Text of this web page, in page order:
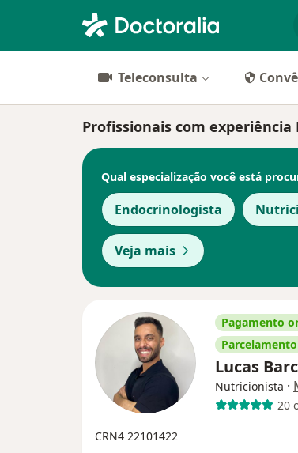
Teleconsulta
Profissionais com
Qual especialização você está
Endocrinologista
Veja mais
Pagamento
Lucas
Nutricionista ·
20
CRN4 22101422